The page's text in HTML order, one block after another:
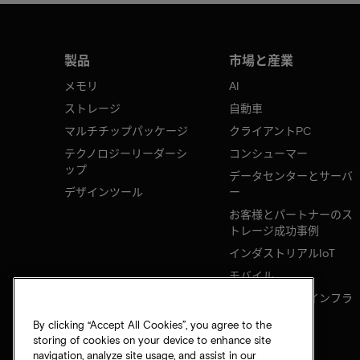
製品
メモリ
ストレージ
マルチチップパッケージ
テクノロジーリーダーシ
ップ
デザインツール
市場と産業
AI
自動車
クライアントPC
コンシューマー
データセンターとサーバ
ー
お客様とパートナーのス
トレージ成功事例
インダストリアルIoT
モバイル
ネットワークのインフラ
By clicking “Accept All Cookies”, you agree to the
storing of cookies on your device to enhance site
navigation, analyze site usage, and assist in our